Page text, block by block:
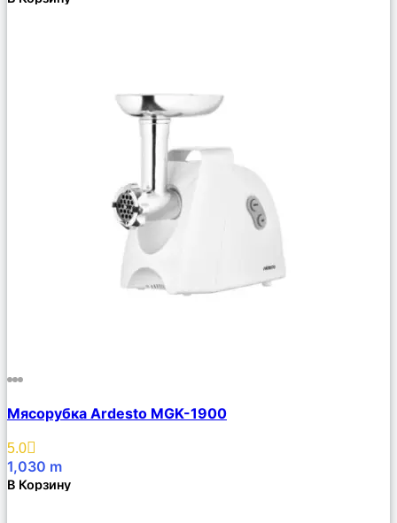
Описание
Избранное
Мясорубка Ardesto MGK-1900
5.0
1,030 m
В Корзину